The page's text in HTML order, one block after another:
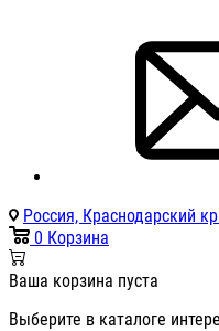
Россия, Краснодарский
0 Корзина
Ваша корзина пуста
Выберите в каталоге